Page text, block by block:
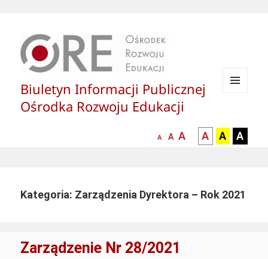
Biuletyn Informacji Publicznej
Ośrodka Rozwoju Edukacji
mniejsza
A
normalna
A
większa-
czcionka
A
kontrast
czarny
tle
A
kontrast
czarny
tle
A
żółty
tle
A
Kategoria: Zarządzenia Dyrektora – Rok 2021
Zarządzenie Nr 28/2021